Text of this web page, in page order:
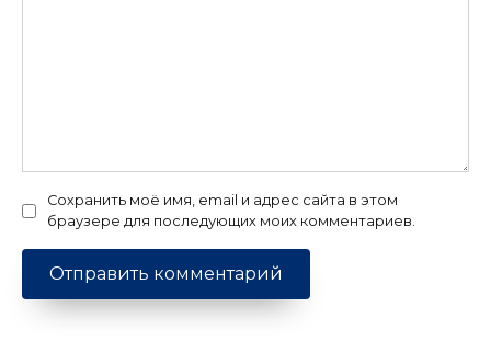
Сохранить моё имя, email и адрес сайта в этом
браузере для последующих моих комментариев.